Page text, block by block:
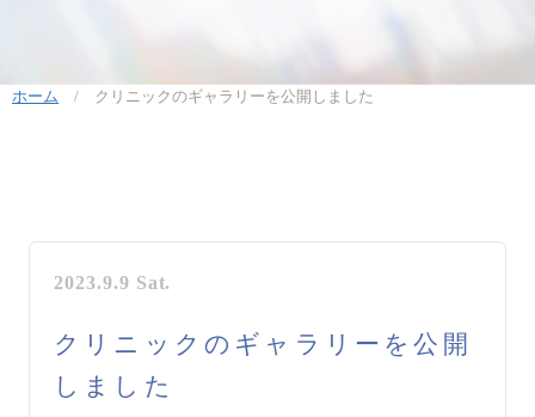
ホーム / クリニックのギャラリーを公開しました
2023.9.9 Sat.
クリニックのギャラリーを公開
しました